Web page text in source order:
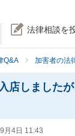
法律相談を
Q&A 加害者の法
店しました
月4日 11:43